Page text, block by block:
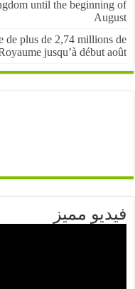
Kingdom until the
de plus de 2,74
le Royaume jusqu’à début
مميز